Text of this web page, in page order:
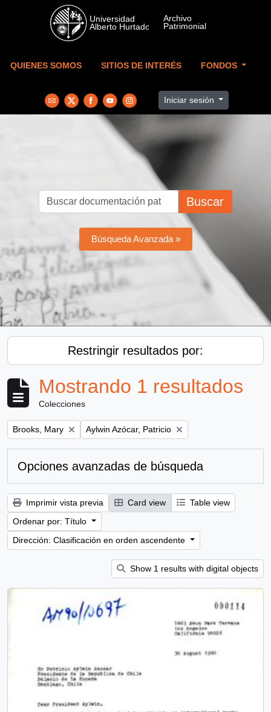
Skip to main content
QUIENES SOMOS SITIOS DE INTERÉS FONDOS
Iniciar sesión
Buscar
Búsqueda Avanzada »
Restringir resultados por:
Mostrando 1 resultados
Colecciones
Remove filter:
Brooks, Mary Remove filter:
Aylwin Azócar, Patricio
Opciones avanzadas de búsqueda
Imprimir vista previa Card view
Table view
Ordenar por: Título
Dirección: Clasificación en orden ascendente
Show 1 results with digital objects